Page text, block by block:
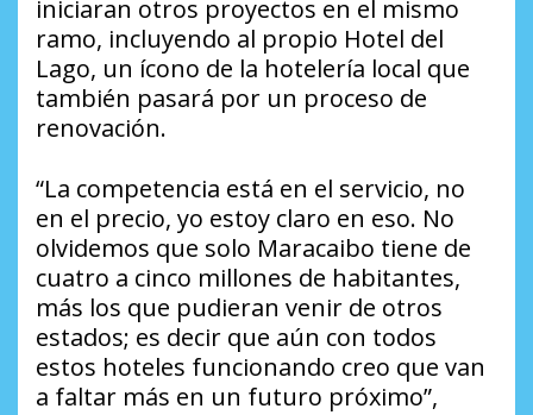
iniciaran otros proyectos en el mismo
ramo, incluyendo al propio Hotel del
Lago, un ícono de la hotelería local que
también pasará por un proceso de
renovación.
“La competencia está en el servicio, no
en el precio, yo estoy claro en eso. No
olvidemos que solo Maracaibo tiene de
cuatro a cinco millones de habitantes,
más los que pudieran venir de otros
estados; es decir que aún con todos
estos hoteles funcionando creo que van
a faltar más en un futuro próximo”,